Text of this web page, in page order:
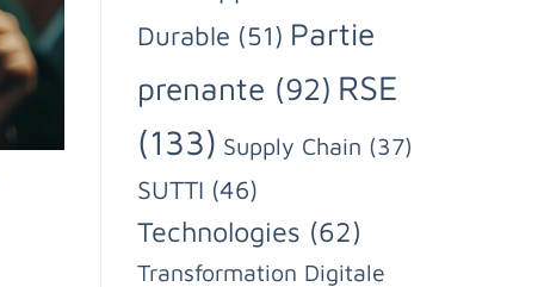
Durable (51) Partie
prenante (92) RSE
(133) Supply Chain (37)
SUTTI (46)
Technologies (62)
Transformation Digitale